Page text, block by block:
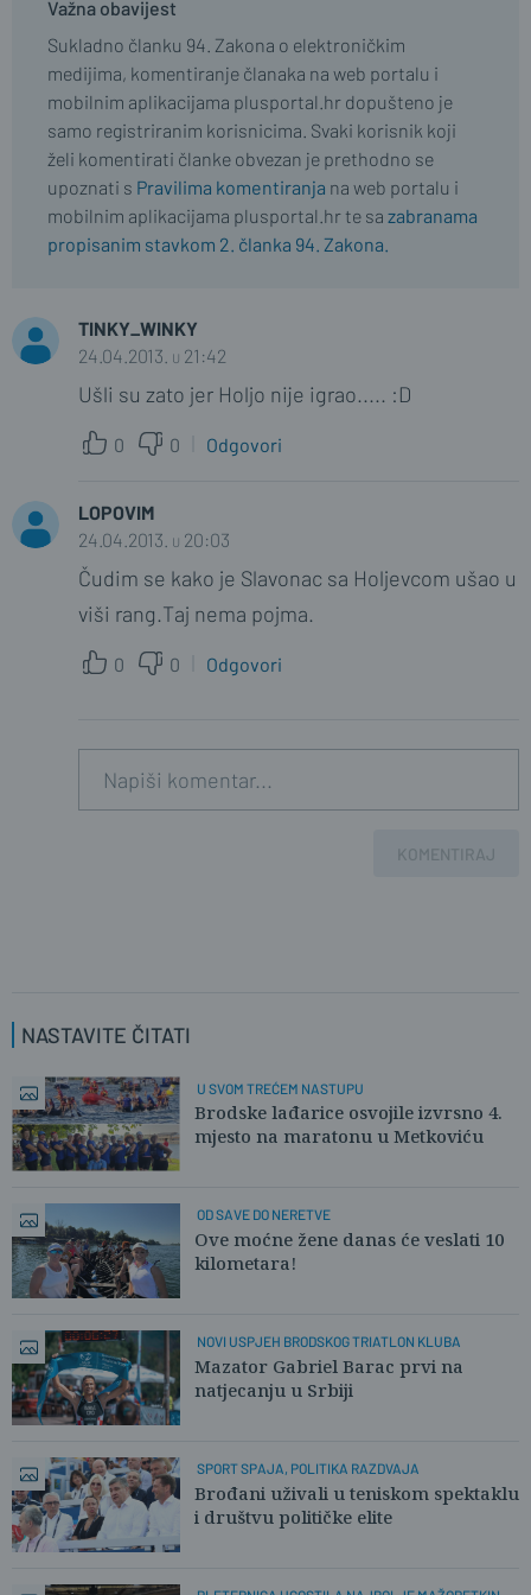
Važna obavijest
Sukladno članku 94. Zakona o elektroničkim
medijima, komentiranje članaka na web portalu i
mobilnim aplikacijama plusportal.hr dopušteno je
samo registriranim korisnicima. Svaki korisnik koji
želi komentirati članke obvezan je prethodno se
upoznati s Pravilima komentiranja na web portalu i
mobilnim aplikacijama plusportal.hr te sa zabranama
propisanim stavkom 2. članka 94. Zakona.
TINKY_WINKY
24.04.2013. u 21:42
Ušli su zato jer Holjo nije igrao..... :D
0 0 Odgovori
LOPOVIM
24.04.2013. u 20:03
Čudim se kako je Slavonac sa Holjevcom ušao u
viši rang.Taj nema pojma.
0 0 Odgovori
KOMENTIRAJ
NASTAVITE ČITATI
U SVOM TREĆEM NASTUPU
Brodske lađarice osvojile izvrsno 4.
mjesto na maratonu u Metkoviću
OD SAVE DO NERETVE
Ove moćne žene danas će veslati 10
kilometara!
NOVI USPJEH BRODSKOG TRIATLON KLUBA
Mazator Gabriel Barac prvi na
natjecanju u Srbiji
SPORT SPAJA, POLITIKA RAZDVAJA
Brođani uživali u teniskom spektaklu
i društvu političke elite